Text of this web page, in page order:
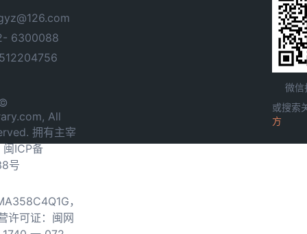
6300088
All
拥有主宰
闽ICP备
号
，
许可证：闽网
微信
或搜索
方